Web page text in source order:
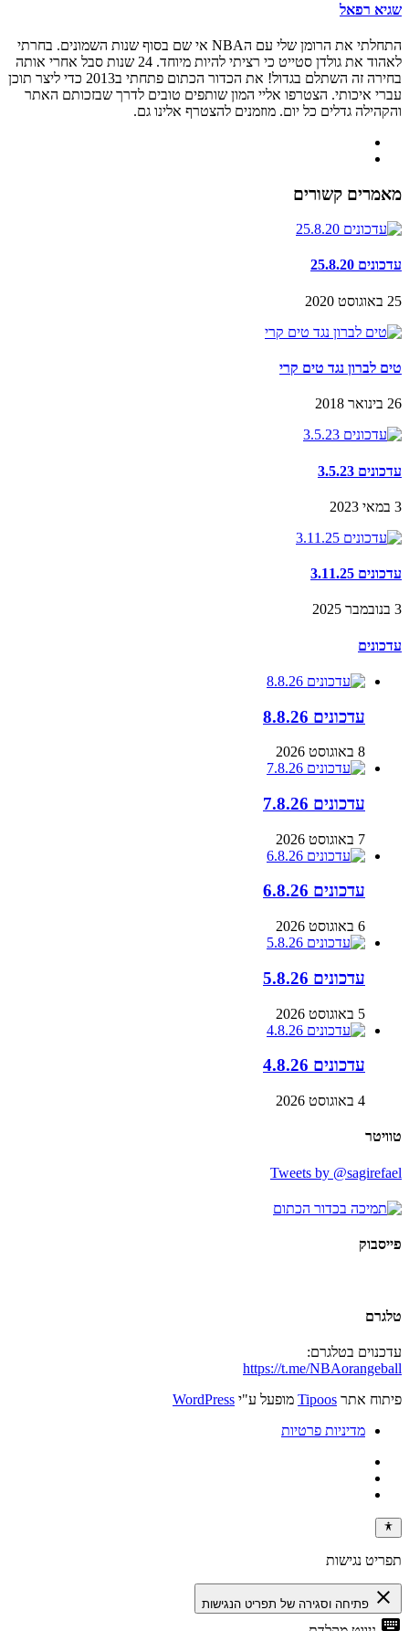
שגיא רפאל
התחלתי את הרומן שלי עם הNBA אי שם בסוף שנות השמונים. בחרתי
לאהוד את גולדן סטייט כי רציתי להיות מיוחד. 24 שנות סבל אחרי אותה
בחירה זה השתלם בגדול! את הכדור הכתום פתחתי ב2013 כדי ליצר תוכן
עברי איכותי. הצטרפו אליי המון שותפים טובים לדרך שבזכותם האתר
והקהילה גדלים כל יום. מוזמנים להצטרף אלינו גם.
מאמרים קשורים
עדכונים 25.8.20
25 באוגוסט 2020
טים לברון נגד טים קרי
26 בינואר 2018
עדכונים 3.5.23
3 במאי 2023
עדכונים 3.11.25
3 בנובמבר 2025
עדכונים
עדכונים 8.8.26
8 באוגוסט 2026
עדכונים 7.8.26
7 באוגוסט 2026
עדכונים 6.8.26
6 באוגוסט 2026
עדכונים 5.8.26
5 באוגוסט 2026
עדכונים 4.8.26
4 באוגוסט 2026
טוויטר
Tweets by @sagirefael
פייסבוק
טלגרם
עדכנוים בטלגרם:
https://t.me/NBAorangeball
פיתוח אתר Tipoos מופעל ע"י WordPress
מדיניות פרטיות
תפריט נגישות
close פתיחה וסגירה של תפריט הנגישות
keyboard